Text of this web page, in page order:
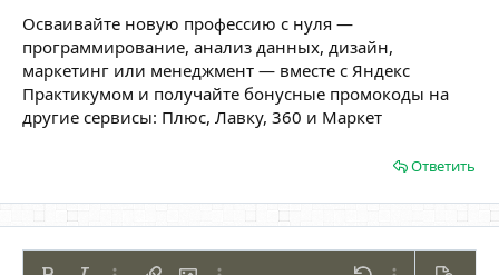
Осваивайте новую профессию с нуля —
программирование, анализ данных, дизайн,
маркетинг или менеджмент — вместе с Яндекс
Практикумом и получайте бонусные промокоды на
другие сервисы: Плюс, Лавку, 360 и Маркет
Ответить